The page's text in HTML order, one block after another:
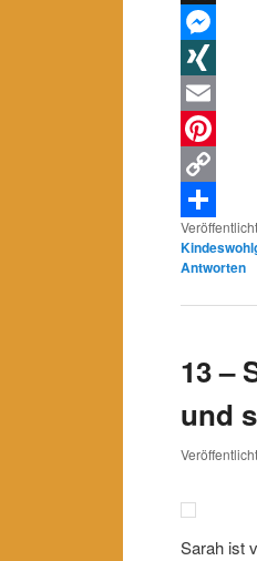
Threema
Messenger
XING
Email
Pinterest
Copy
Link
Teilen
Antworten
13 –
und
Sarah ist